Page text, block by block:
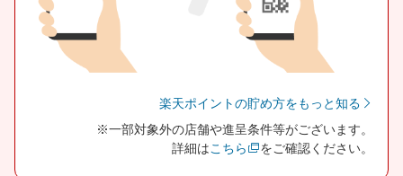
楽天ポイントの貯め方をもっと知る
※一部対象外の店舗や進呈条件等がございます。
詳細はこちら をご確認ください。